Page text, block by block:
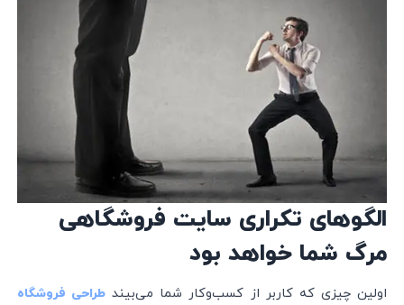
الگوهای تکراری سایت فروشگاهی
مرگ شما خواهد بود
اولین چیزی که کاربر از کسب‌و‌کار شما می‌بیند طراحی فروشگاه